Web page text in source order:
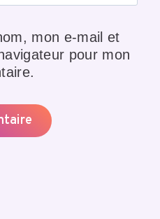
mon e-mail et
pour mon